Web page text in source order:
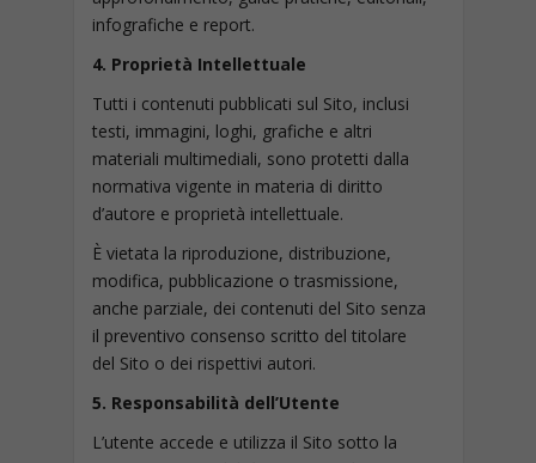
infografiche e report.
4. Proprietà Intellettuale
Tutti i contenuti pubblicati sul Sito, inclusi
testi, immagini, loghi, grafiche e altri
materiali multimediali, sono protetti dalla
normativa vigente in materia di diritto
d’autore e proprietà intellettuale.
È vietata la riproduzione, distribuzione,
modifica, pubblicazione o trasmissione,
anche parziale, dei contenuti del Sito senza
il preventivo consenso scritto del titolare
del Sito o dei rispettivi autori.
5. Responsabilità dell’Utente
L’utente accede e utilizza il Sito sotto la